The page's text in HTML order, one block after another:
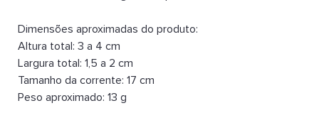
Dimensões aproximadas do produto:
Altura total: 3 a 4 cm
Largura total: 1,5 a 2 cm
Tamanho da corrente: 17 cm
Peso aproximado: 13 g